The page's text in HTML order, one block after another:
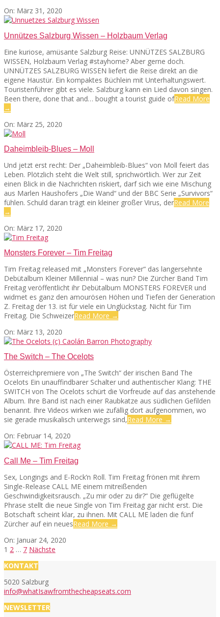
2020-
03-
On: März 31, 2020
Unnützes Salzburg Wissen – Holzbaum Verlag
Eine kuriose, amüsante Salzburg Reise: UNNÜTZES SALZBURG
WISSEN, Holzbaum Verlag #stayhome? Aber gerne doch.
UNNÜTZES SALZBURG WISSEN liefert die Reise direkt an die
eigene Haustür. Ein kompaktes Büchlein mit Unterhaltungswert.
Touristenführer gibt es viele. Salzburg kann ein Lied davon singen.
Been there, done that and… bought a tourist guide ofRead More
→
2020-
03-
On: März 25, 2020
Daheimbleib-Blues – Moll
Und jetzt erst recht: Der „Daheimbleib-Blues“ von Moll feiert das
Leben. Plötzlich steht die Welt still, sprichwörtlich. Wer zur Zeit
einen Blick in die Nachrichten riskiert, darf sich wie eine Mischung
aus Marlen Haushofers „Die Wand“ und der BBC Serie „Survivors“
fühlen. Schuld daran trägt ein kleiner großer Virus, derRead More
→
2020-
03-
On: März 17, 2020
Monsters Forever – Tim Freitag
Tim Freitag released mit „Monsters Forever“ das langersehnte
Debütalbum Kleiner Millennial – was nun? Die Zürcher Band Tim
Freitag veröffentlicht ihr Debütalbum MONSTERS FOREVER und
widmet es ganz den amourösen Höhen und Tiefen der Generation
Z. Freitag der 13. ist für viele ein Unglückstag. Nicht für Tim
Freitag. Die SchweizerRead More →
2020-
03-
On: März 13, 2020
The Switch – The Ocelots
Österreichpremiere von „The Switch“ der irischen Band The
Ocelots Ein unauffindbarer Schalter und authentischer Klang: THE
SWITCH von The Ocelots schürt die Vorfreude auf das anstehende
Album. Ihre Band ist nach einer Raubkatze aus südlichen Gefilden
benannt. Ihre Videos wirken wie zufällig dort aufgenommen, wo
sie gerade musikalisch unterwegs sind,Read More →
2020-
02-
On: Februar 14, 2020
Call Me – Tim Freitag
Sex, Longings and E-Rock’n Roll. Tim Freitag frönen mit ihrem
Single-Release CALL ME einem mitreißenden
Geschwindigkeitsrausch. „Zu mir oder zu dir?“ Die geflügelte
Phrase stellt die neue Single von Tim Freitag gar nicht erst. Die
Botschaft scheint klar, zu ihnen. Mit CALL ME laden die fünf
Zürcher auf ein neuesRead More →
2020-
01-
On: Januar 24, 2020
Seitennummerierung
der
1 2 … 7 Nächste
KONTAKT
5020 Salzburg
info@whatIsawfromthecheapseats.com
NEWSLETTER